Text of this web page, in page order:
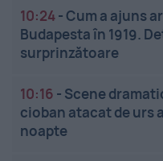
10:24-Cum a ajuns
Budapesta în 1919.
surprinzătoare
10:16 - Scene
cioban atacat de urs
noapte